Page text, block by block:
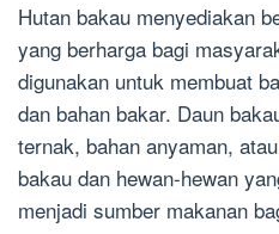
Hutan bakau menyediakan
yang berharga bagi
digunakan untuk membuat
dan bahan bakar. Daun
ternak, bahan anyaman,
bakau dan hewan-hewan
menjadi sumber makanan